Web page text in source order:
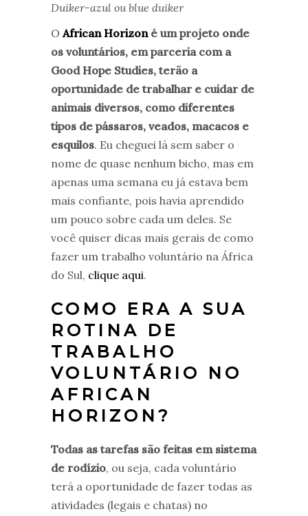
Duiker-azul ou blue duiker
O African Horizon é um projeto onde
os voluntários, em parceria com a
Good Hope Studies, terão a
oportunidade de trabalhar e cuidar de
animais diversos, como diferentes
tipos de pássaros, veados, macacos e
esquilos. Eu cheguei lá sem saber o
nome de quase nenhum bicho, mas em
apenas uma semana eu já estava bem
mais confiante, pois havia aprendido
um pouco sobre cada um deles. Se
você quiser dicas mais gerais de como
fazer um trabalho voluntário na África
do Sul, clique aqui.
COMO ERA A SUA
ROTINA DE
TRABALHO
VOLUNTÁRIO NO
AFRICAN
HORIZON?
Todas as tarefas são feitas em sistema
de rodízio, ou seja, cada voluntário
terá a oportunidade de fazer todas as
atividades (legais e chatas) no